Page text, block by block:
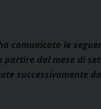
comunicato le
dal mese di
successivamente